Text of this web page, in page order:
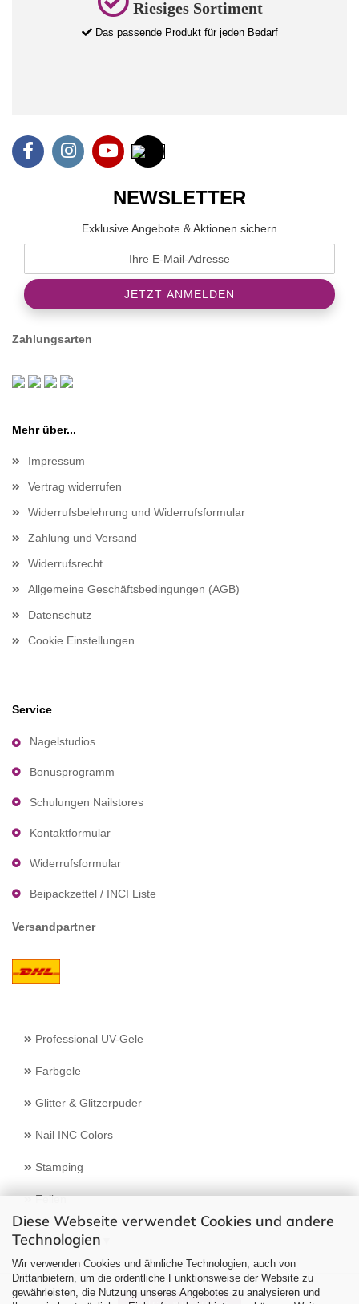
Diese Webseite verwendet Cookies und andere
Technologien
Wir verwenden Cookies und ähnliche Technologien, auch von
Drittanbietern, um die ordentliche Funktionsweise der Website zu
gewährleisten, die Nutzung unseres Angebotes zu analysieren und
Riesiges Sortiment
Das passende Produkt für jeden Bedarf
NEWSLETTER
Exklusive Angebote & Aktionen sichern
Zahlungsarten
Mehr über...
Impressum
Vertrag widerrufen
Widerrufsbelehrung und Widerrufsformular
Zahlung und Versand
Widerrufsrecht
Allgemeine Geschäftsbedingungen (AGB)
Datenschutz
Cookie Einstellungen
Service
Nagelstudios
Bonusprogramm
Schulungen Nailstores
Kontaktformular
Widerrufsformular
Beipackzettel / INCI Liste
Versandpartner
Professional UV-Gele
Farbgele
Glitter & Glitzerpuder
Nail INC Colors
Stamping
Feilen
Select Language